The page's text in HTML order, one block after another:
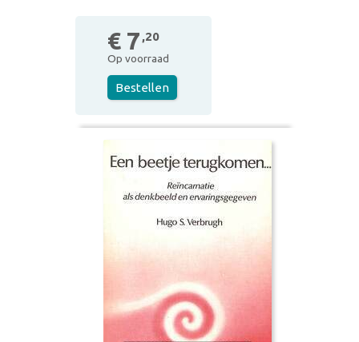
€ 7 ,20
Op voorraad
Bestellen